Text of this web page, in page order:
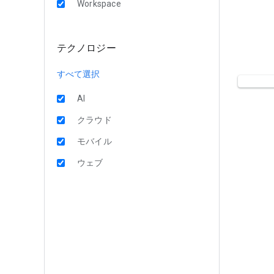
Workspace
テクノロジー
すべて選択
AI
クラウド
モバイル
ウェブ